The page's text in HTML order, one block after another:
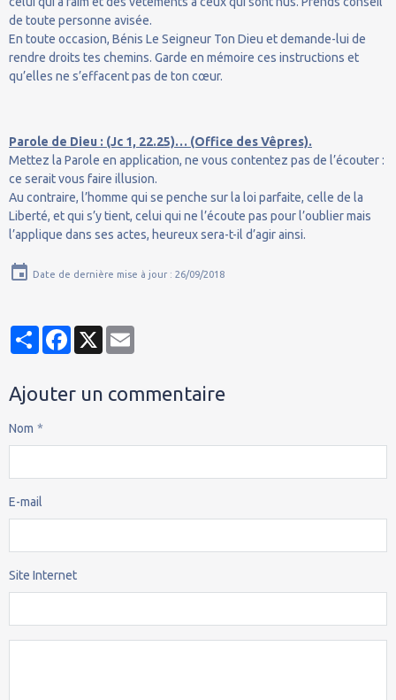
de toute personne avisée.
En toute occasion, Bénis Le Seigneur Ton Dieu et demande-lui de
rendre droits tes chemins. Garde en mémoire ces instructions et
qu’elles ne s’effacent pas de ton cœur.
Parole de Dieu : (Jc 1, 22.25)… (Office des Vêpres).
Mettez la Parole en application, ne vous contentez pas de l’écouter :
ce serait vous faire illusion.
Au contraire, l’homme qui se penche sur la loi parfaite, celle de la
Liberté, et qui s’y tient, celui qui ne l’écoute pas pour l’oublier mais
l’applique dans ses actes, heureux sera-t-il d’agir ainsi.
Date de dernière mise à jour : 26/09/2018
PartagerFacebook
X
Ajouter un commentaire
Nom
E-mail
Site Internet